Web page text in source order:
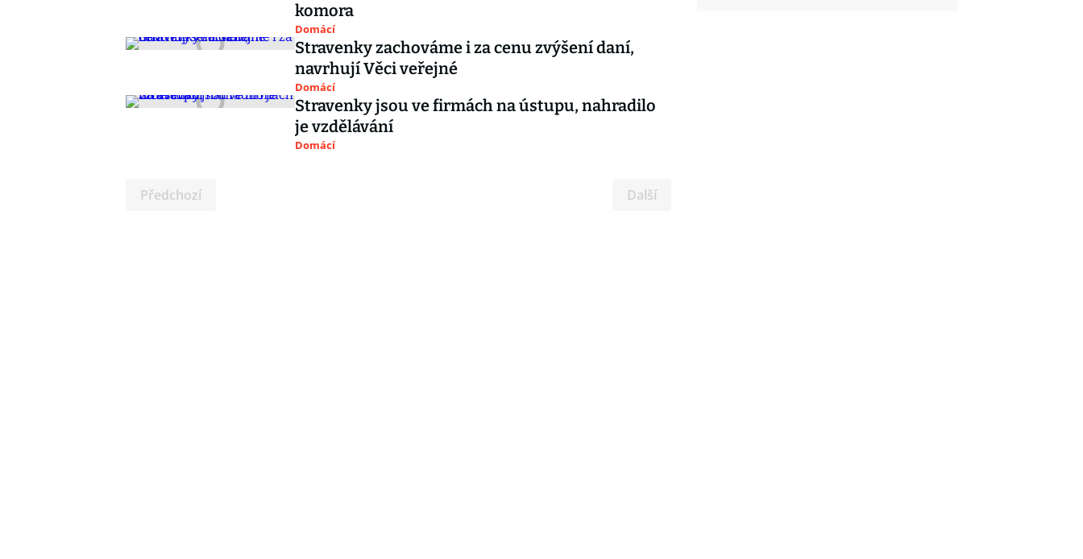
komora
Domácí
Stravenky zachováme i za cenu zvýšení daní,
navrhují Věci veřejné
Domácí
Stravenky jsou ve firmách na ústupu, nahradilo
je vzdělávání
Domácí
Předchozí Další